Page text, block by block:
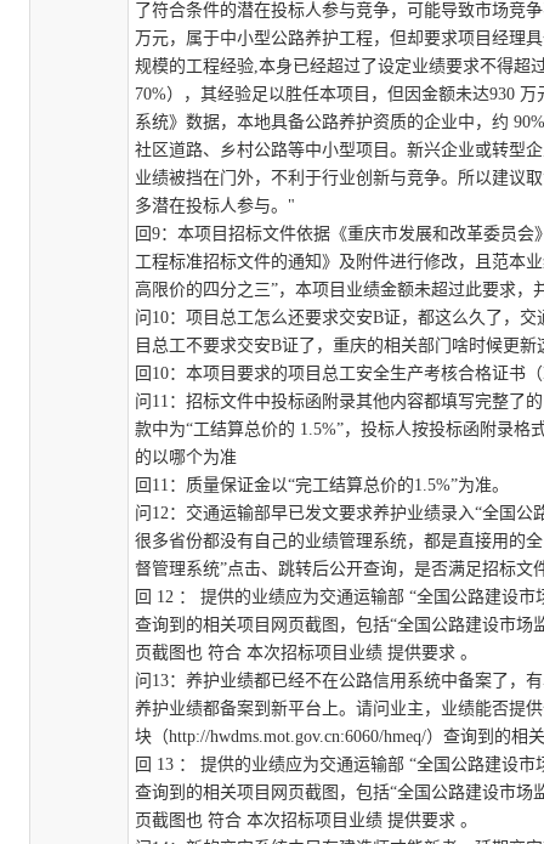
了符合条件的潜在投标人参与竞争，可能导致市场竞
万元，属于中小型公路养护工程，但却要求项目经理
规模的工程经验,本身已经超过了设定业绩要求不得超
70%），其经验足以胜任本项目，但因金额未达930
系统》数据，本地具备公路养护资质的企业中，约
社区道路、乡村公路等中小型项目。新兴企业或转型
业绩被挡在门外，不利于行业创新与竞争。所以建议
多潜在投标人参与。"
回 9： 本项目招标文件依据《重庆市发展和改革委员会
工程标准招标文件的通知》及附件进行修改，且范本
高限价的四分之三”，本项目业绩金额未超过此要求，
问 10： 项目总工怎么还要求交安B证，都这么久了，交
目总工不要求交安B证了，重庆的相关部门啥时候更新
回 10： 本项目要求的项目总工安全生产考核合格证书（
问 11 ： 招标文件中投标函附录其他内容都填写完整了
款中为“工结算总价的 1.5%”，投标人按投标函附录
的以哪个为准
回 11 ： 质量保证金以“完工结算总价的1.5%”为准。
问 12： 交通运输部早已发文要求养护业绩录入“全国公
很多省份都没有自己的业绩管理系统，都是直接用的
督管理系统”点击、跳转后公开查询，是否满足招标文
回 12 ： 提供的业绩应为交通运输部 “全国公路建设市
查询到的相关项目网页截图，包括“全国公路建设市
页截图也 符合 本次招标项目业绩 提供要求 。
问 13： 养护业绩都已经不在公路信用系统中备案了，
养护业绩都备案到新平台上。请问业主，业绩能否提
块（http://hwdms.mot.gov.cn:6060/hmeq/）查询到的相
回 13 ： 提供的业绩应为交通运输部 “全国公路建设市
查询到的相关项目网页截图，包括“全国公路建设市
页截图也 符合 本次招标项目业绩 提供要求 。